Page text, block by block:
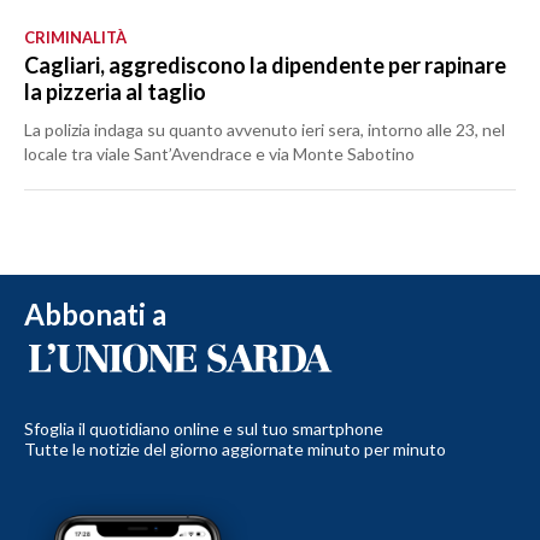
CRIMINALITÀ
Cagliari, aggrediscono la dipendente per rapinare
la pizzeria al taglio
La polizia indaga su quanto avvenuto ieri sera, intorno alle 23, nel
locale tra viale Sant’Avendrace e via Monte Sabotino
Abbonati a
Sfoglia il quotidiano online e sul tuo smartphone
Tutte le notizie del giorno aggiornate minuto per minuto